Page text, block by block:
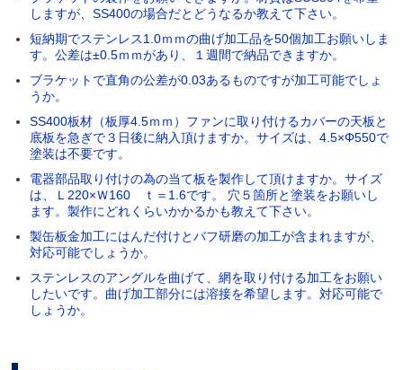
しますが、SS400の場合だとどうなるか教えて下さい。
短納期でステンレス1.0ｍｍの曲げ加工品を50個加工お願いしま
す。公差は±0.5ｍｍがあり、１週間で納品できますか。
ブラケットで直角の公差が0.03あるものですが加工可能でしょ
うか。
SS400板材（板厚4.5ｍｍ）ファンに取り付けるカバーの天板と
底板を急ぎで３日後に納入頂けますか。サイズは、4.5×Φ550で
塗装は不要です。
電器部品取り付けの為の当て板を製作して頂けますか。サイズ
は、Ｌ220×Ｗ160 ｔ＝1.6です。 穴５箇所と塗装をお願いし
ます。製作にどれくらいかかるかも教えて下さい。
製缶板金加工にはんだ付けとバフ研磨の加工が含まれますが、
対応可能でしょうか。
ステンレスのアングルを曲げて、網を取り付ける加工をお願い
したいです。曲げ加工部分には溶接を希望します。対応可能で
しょうか。